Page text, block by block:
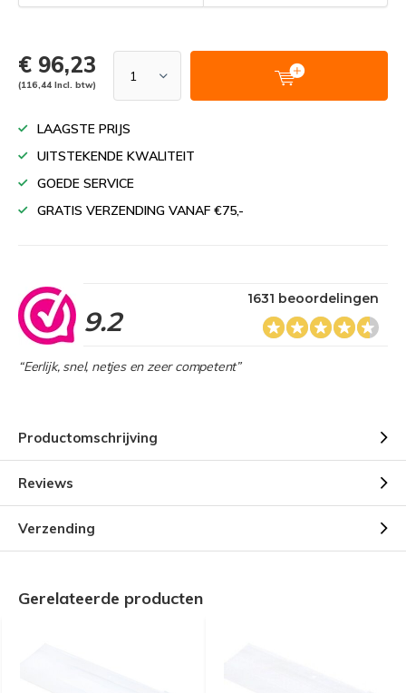
€ 96,23
(116,44 Incl. btw)
LAAGSTE PRIJS
UITSTEKENDE KWALITEIT
GOEDE SERVICE
GRATIS VERZENDING VANAF €75,-
9.2
1631 beoordelingen
“Eerlijk, snel, netjes en zeer competent”
Productomschrijving
Reviews
Verzending
Gerelateerde producten